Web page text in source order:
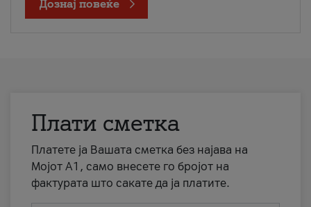
Дознај повеќе
Плати сметка
Платете ја Вашата сметка без најава на
Мојот А1, само внесете го бројот на
фактурата што сакате да ја платите.